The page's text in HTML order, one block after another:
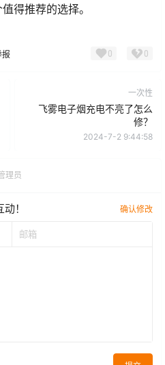
得推荐的选择。
报 0 0
一次性
飞雾电子烟充电不亮了怎么
修？
2024-7-2 9:44:58
理员
！ 确认修改